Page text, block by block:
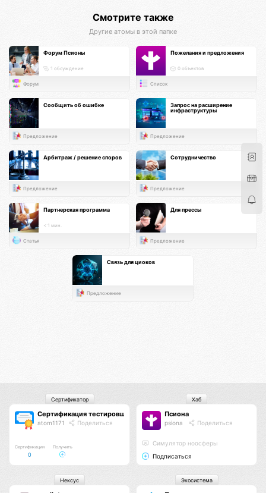
Смотрите также
Другие атомы в этой папке
Форум Псионы
1 обсуждение
Форум
Пожелания и предложения
0 объектов
Список
Сообщить об ошибке
Предложение
Запрос на расширение
инфраструктуры
Предложение
Арбитраж / решение споров
Предложение
Сотрудничество
Предложение
Партнерская программа
< 1 мин.
Статья
Для прессы
Предложение
Связь для циоков
Предложение
Сертификация тестировщиков Псионы
atom1171 Поделиться
Сертификации
0
Получить
Сертификатор
Псиона
psiona Поделиться
Cимулятор ноосферы
Подписаться
Хаб
Нексус Экосистема